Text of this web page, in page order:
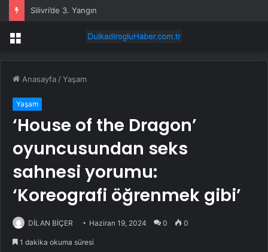
Silivri’de 3. Yangın
Menü
Anasayfa /Yaşam
Yaşam
‘House of the Dragon’
oyuncusundan seks
sahnesi yorumu:
‘Koreografi öğrenmek gibi’
DİLAN BİÇER Haziran 19, 2024 0 0
1 dakika okuma süresi